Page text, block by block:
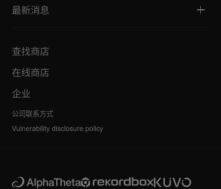
探索 Support Gateway
下载（固件、驱动程序等）
FAQ
社区论坛
维护、维修、保修
最新消息
公司
其他
全部新闻
查找商店
在线商店
企业
公司联系方式
Vulnerability disclosure policy